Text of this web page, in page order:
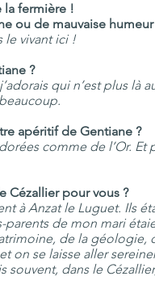
la fermière !
ou de mauvaise humeur
le vivant ici !
?
qui n’est plus là
apéritif de Gentiane ?
comme de l’Or. Et
Cézallier pour vous ?
à Anzat le Luguet. Ils
de mon mari
de la
on se laisse aller
dans le